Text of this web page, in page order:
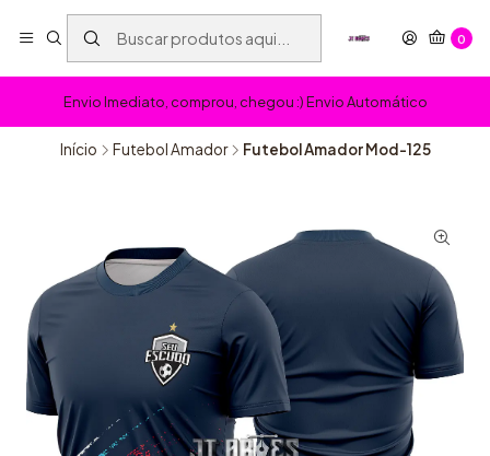
0
Envio Imediato, comprou, chegou :) Envio Automático
Início Futebol Amador Futebol Amador Mod-125